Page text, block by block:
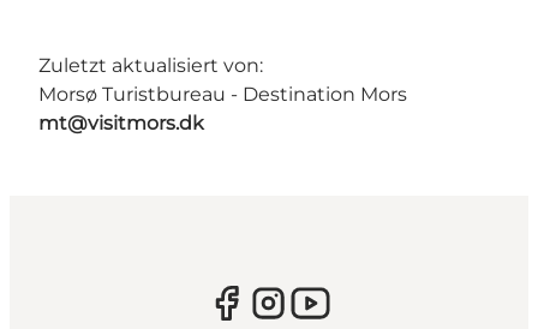
Zuletzt aktualisiert von:
Morsø Turistbureau - Destination Mors
mt@visitmors.dk